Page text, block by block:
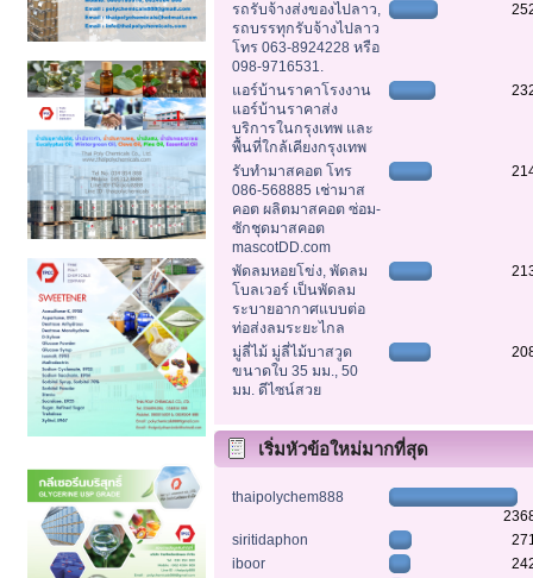
รถรับจ้างส่งของไปลาว,
รถบรรทุกรับจ้างไปลาว
โทร 063-8924228 หรือ
098-9716531.
แอร์บ้านราคาโรงงาน
แอร์บ้านราคาส่ง
บริการในกรุงเทพ และ
พื้นที่ใกล้เคียงกรุงเทพ
รับทำมาสคอต โทร
086-568885 เช่ามาส
คอต ผลิตมาสคอต ซ่อม-
ซักชุดมาสคอต
mascotDD.com
พัดลมหอยโข่ง, พัดลม
โบลเวอร์ เป็นพัดลม
ระบายอากาศแบบต่อ
ท่อส่งลมระยะไกล
มู่ลี่ไม้ มู่ลี่ไม้บาสวูด
ขนาดใบ 35 มม., 50
มม. ดีไซน์สวย
เริ่มหัวข้อใหม่มากที่สุด
thaipolychem888
siritidaphon
iboor